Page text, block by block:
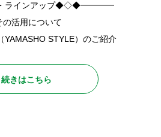
ラインアップ◆◇◆━━━━
の活用について
YAMASHO STYLE）のご紹介
続きはこちら